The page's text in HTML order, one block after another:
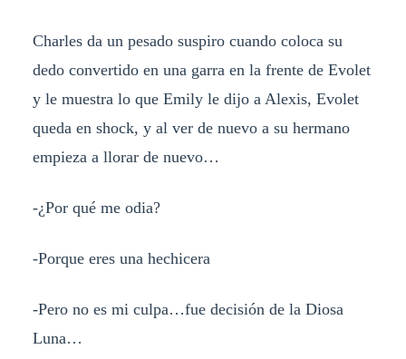
Charles da un pesado suspiro cuando coloca su
dedo convertido en una garra en la frente de Evolet
y le muestra lo que Emily le dijo a Alexis, Evolet
queda en shock, y al ver de nuevo a su hermano
empieza a llorar de nuevo…
-¿Por qué me odia?
-Porque eres una hechicera
-Pero no es mi culpa…fue decisión de la Diosa
Luna…